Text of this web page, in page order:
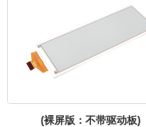
(裸屏版：不带驱动板)